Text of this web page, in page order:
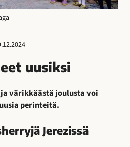
uusiksi
värikkäästä joulusta voi
perinteitä.
Jerezissä